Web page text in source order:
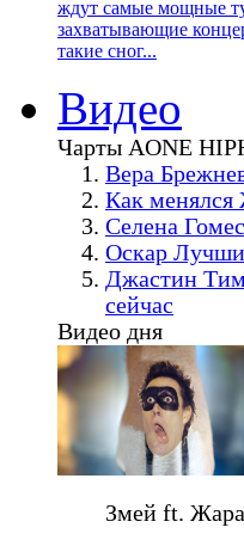
ждут самые мощные
захватывающие
такие сног...
Видео
Чарты AONE
Вера
Как
Селена
Оскар
Джастин
сейчас
Видео дня
Змей ft.